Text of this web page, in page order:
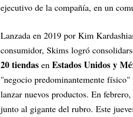
ejecutivo de la compañía, en un
Lanzada en 2019 por Kim
consumidor, Skims logró
20 tiendas en Estados Unidos y
"negocio predominantemente
lanzar nuevos productos. En
junto al gigante del rubro. Este